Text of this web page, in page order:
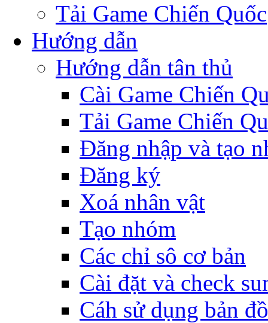
Tải Game Chiến Quốc
Hướng dẫn
Hướng dẫn tân thủ
Cài Game Chiến
Tải Game Chiến
Đăng nhập và tạo
Đăng ký
Xoá nhân vật
Tạo nhóm
Các chỉ sô cơ bản
Cài đặt và check
Cáh sử dụng bản đồ